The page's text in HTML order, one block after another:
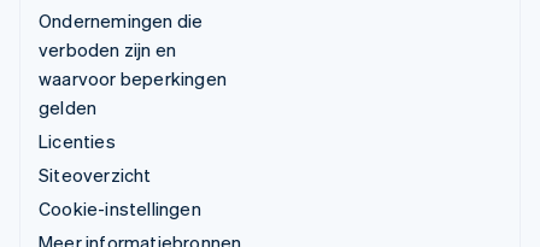
Ondernemingen die
verboden zijn en
waarvoor beperkingen
gelden
Licenties
Siteoverzicht
Cookie-instellingen
Meer informatiebronnen